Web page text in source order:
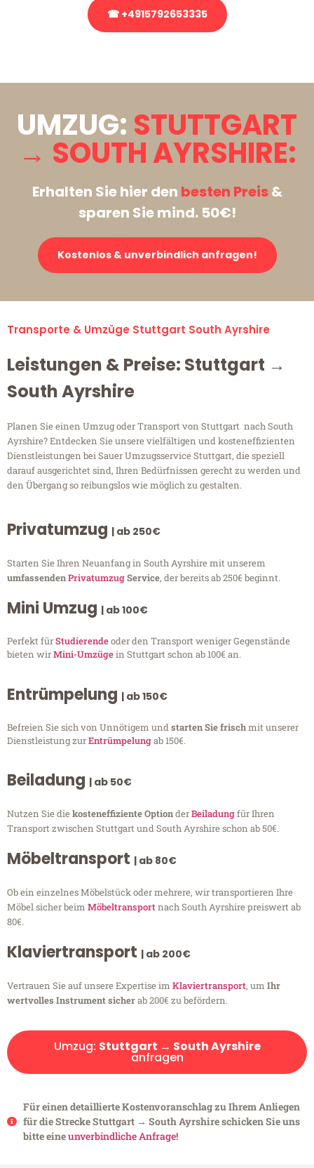
☎ +4915792653335
UMZUG: STUTTGART
→ SOUTH AYRSHIRE:
Erhalten Sie hier den besten Preis&
sparen Sie mind. 50€!
Kostenlos & unverbindlich anfragen!
Transporte & Umzüge Stuttgart South Ayrshire
Leistungen & Preise: Stuttgart →
South Ayrshire
Planen Sie einen Umzug oder Transport von Stuttgart nach South
Ayrshire? Entdecken Sie unsere vielfältigen und kosteneffizienten
Dienstleistungen bei Sauer Umzugsservice Stuttgart, die speziell
darauf ausgerichtet sind, Ihren Bedürfnissen gerecht zu werden und
den Übergang so reibungslos wie möglich zu gestalten.
Privatumzug | ab 250€
Starten Sie Ihren Neuanfang in South Ayrshire mit unserem
umfassendenPrivatumzugService, der bereits ab 250€ beginnt.
Mini Umzug | ab 100€
Perfekt fürStudierendeoder den Transport weniger Gegenstände
bieten wirMini-Umzügein Stuttgart schon ab 100€ an.
Entrümpelung | ab 150€
Befreien Sie sich von Unnötigem undstarten Sie frischmit unserer
Dienstleistung zurEntrümpelungab 150€.
Beiladung | ab 50€
Nutzen Sie diekosteneffiziente OptionderBeiladungfür Ihren
Transport zwischen Stuttgart und South Ayrshire schon ab 50€.
Möbeltransport | ab 80€
Ob ein einzelnes Möbelstück oder mehrere, wir transportieren Ihre
Möbel sicher beim Möbeltransportnach South Ayrshire preiswert ab
80€.
Klaviertransport | ab 200€
Vertrauen Sie auf unsere Expertise im Klaviertransport, um Ihr
wertvolles Instrument sicherab 200€ zu befördern.
Umzug: Stuttgart → South Ayrshire
anfragen
Für einen detaillierte Kostenvoranschlag zu Ihrem Anliegen
für die Strecke Stuttgart → South Ayrshire schicken Sie uns
bitte eineunverbindliche Anfrage!